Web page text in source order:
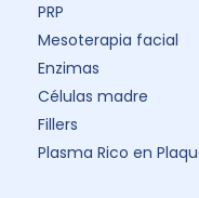
PRP
Mesoterapia facial
Enzimas
Células madre
Fillers
Plasma Rico en